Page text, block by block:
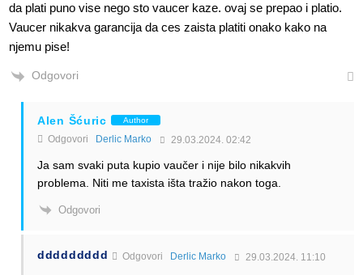
da plati puno vise nego sto vaucer kaze. ovaj se prepao i platio.
Vaucer nikakva garancija da ces zaista platiti onako kako na
njemu pise!
Odgovori
Alen Šćuric Author
Odgovori Derlic Marko 29.03.2024. 02:42
Ja sam svaki puta kupio vaučer i nije bilo nikakvih
problema. Niti me taxista išta tražio nakon toga.
Odgovori
ddddddddd Odgovori Derlic Marko 29.03.2024. 11:10